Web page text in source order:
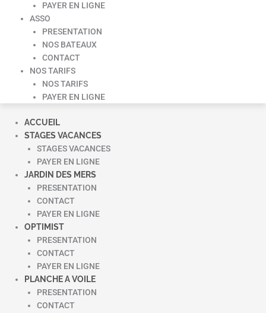
PAYER EN LIGNE
ASSO
PRESENTATION
NOS BATEAUX
CONTACT
NOS TARIFS
NOS TARIFS
PAYER EN LIGNE
ACCUEIL
STAGES VACANCES
STAGES VACANCES
PAYER EN LIGNE
JARDIN DES MERS
PRESENTATION
CONTACT
PAYER EN LIGNE
OPTIMIST
PRESENTATION
CONTACT
PAYER EN LIGNE
PLANCHE A VOILE
PRESENTATION
CONTACT